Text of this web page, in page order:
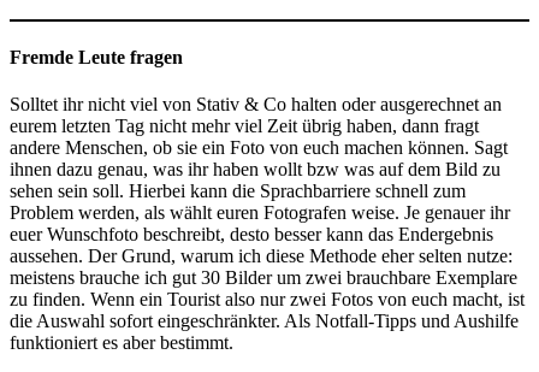
Fremde Leute fragen
Solltet ihr nicht viel von Stativ & Co halten oder ausgerechnet an
eurem letzten Tag nicht mehr viel Zeit übrig haben, dann fragt
andere Menschen, ob sie ein Foto von euch machen können. Sagt
ihnen dazu genau, was ihr haben wollt bzw was auf dem Bild zu
sehen sein soll. Hierbei kann die Sprachbarriere schnell zum
Problem werden, als wählt euren Fotografen weise. Je genauer ihr
euer Wunschfoto beschreibt, desto besser kann das Endergebnis
aussehen. Der Grund, warum ich diese Methode eher selten nutze:
meistens brauche ich gut 30 Bilder um zwei brauchbare Exemplare
zu finden. Wenn ein Tourist also nur zwei Fotos von euch macht, ist
die Auswahl sofort eingeschränkter. Als Notfall-Tipps und Aushilfe
funktioniert es aber bestimmt.